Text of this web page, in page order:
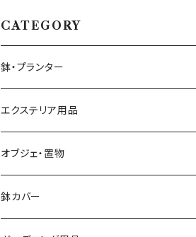
CATEGORY
鉢・プランター
大きさ ミニ鉢 5号以下
大きさ 中鉢 6号～8号
大きさ 大鉢 9号以上
エクステリア用品
プランタースタンド・花台
椅子・チェア型
自転車・三輪車型
ガーデンフェンス・柵
オブジェ・置物
動物・アニマル
鉢カバー